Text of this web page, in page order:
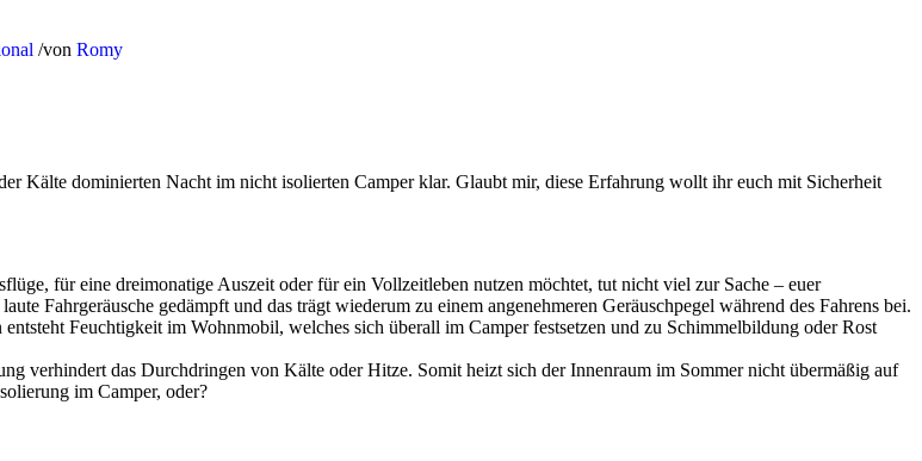
/von Romy
Kälte dominierten Nacht im nicht isolierten Camper klar. Glaubt mir, diese Erfahrung wollt ihr euch mit Sicherheit
für eine dreimonatige Auszeit oder für ein Vollzeitleben nutzen möchtet, tut nicht viel zur Sache – euer
Fahrgeräusche gedämpft und das trägt wiederum zu einem angenehmeren Geräuschpegel während des Fahrens bei.
Feuchtigkeit im Wohnmobil, welches sich überall im Camper festsetzen und zu Schimmelbildung oder Rost
verhindert das Durchdringen von Kälte oder Hitze. Somit heizt sich der Innenraum im Sommer nicht übermäßig auf
im Camper, oder?